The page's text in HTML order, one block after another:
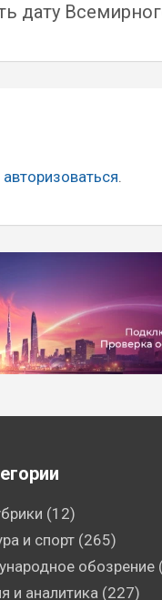
дату
авторизоваться.
(12)
и спорт(265)
обозрение
и аналитика (227)